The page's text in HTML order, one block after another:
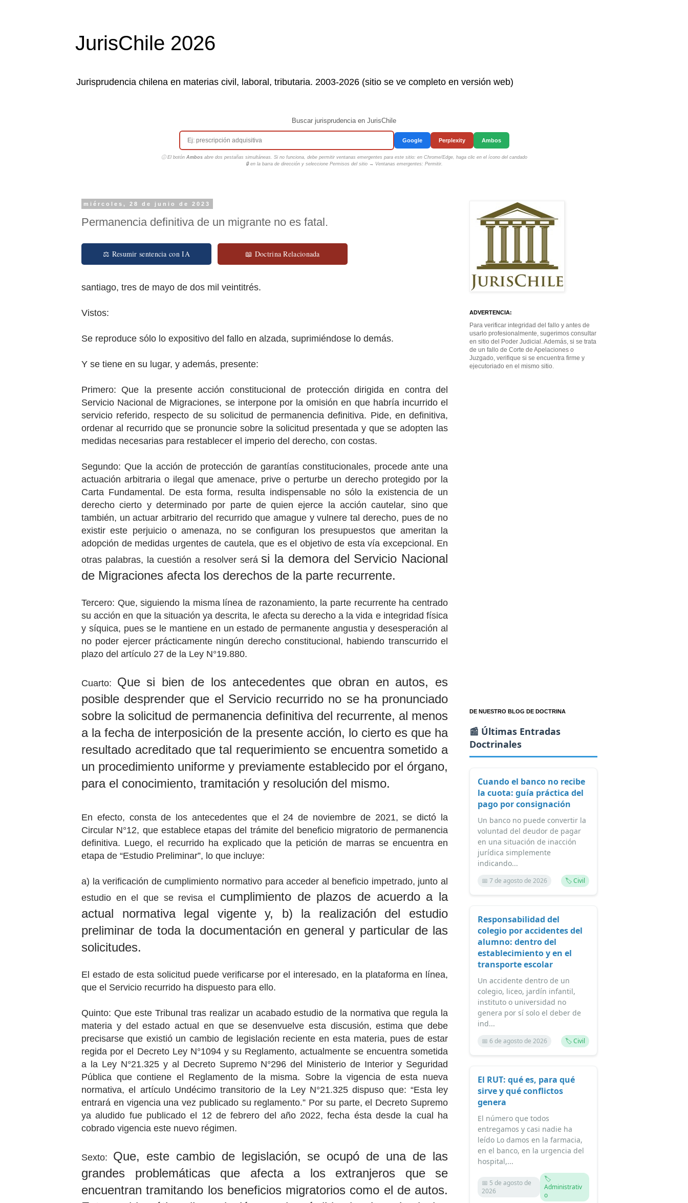
JurisChile 2026
Jurisprudencia chilena en materias civil, laboral, tributaria. 2003-2026 (sitio se ve completo en versión web)
Buscar jurisprudencia en JurisChile
Google Perplexity Ambos
ⓘ El botón Ambosabre dos pestañas simultáneas. Si no funciona, debe permitir ventanas emergentes para este sitio: en Chrome/Edge, haga clic en el ícono del candado
🔒 en la barra de dirección y seleccione Permisos del sitio → Ventanas emergentes: Permitir.
miércoles, 28 de junio de 2023
Permanencia definitiva de un migrante no es fatal.
⚖ Resumir sentencia con IA 📖 Doctrina Relacionada
santiago, tres de mayo de dos mil veintitrés.
Vistos:
Se reproduce sólo lo expositivo del fallo en alzada, suprimiéndose lo demás.
Y se tiene en su lugar, y además, presente:
Primero: Que la presente acción constitucional de protección dirigida en contra del
Servicio Nacional de Migraciones, se interpone por la omisión en que habría incurrido el
servicio referido, respecto de su solicitud de permanencia definitiva. Pide, en definitiva,
ordenar al recurrido que se pronuncie sobre la solicitud presentada y que se adopten las
medidas necesarias para restablecer el imperio del derecho, con costas.
Segundo: Que la acción de protección de garantías constitucionales, procede ante una
actuación arbitraria o ilegal que amenace, prive o perturbe un derecho protegido por la
Carta Fundamental. De esta forma, resulta indispensable no sólo la existencia de un
derecho cierto y determinado por parte de quien ejerce la acción cautelar, sino que
también, un actuar arbitrario del recurrido que amague y vulnere tal derecho, pues de no
existir este perjuicio o amenaza, no se configuran los presupuestos que ameritan la
adopción de medidas urgentes de cautela, que es el objetivo de esta vía excepcional. En
otras palabras, la cuestión a resolver será si la demora del Servicio Nacional
de Migraciones afecta los derechos de la parte recurrente.
Tercero: Que, siguiendo la misma línea de razonamiento, la parte recurrente ha centrado
su acción en que la situación ya descrita, le afecta su derecho a la vida e integridad física
y síquica, pues se le mantiene en un estado de permanente angustia y desesperación al
no poder ejercer prácticamente ningún derecho constitucional, habiendo transcurrido el
plazo del artículo 27 de la Ley N°19.880.
Cuarto: Que si bien de los antecedentes que obran en autos, es
posible desprender que el Servicio recurrido no se ha pronunciado
sobre la solicitud de permanencia definitiva del recurrente, al menos
a la fecha de interposición de la presente acción, lo cierto es que ha
resultado acreditado que tal requerimiento se encuentra sometido a
un procedimiento uniforme y previamente establecido por el órgano,
para el conocimiento, tramitación y resolución del mismo.
En efecto, consta de los antecedentes que el 24 de noviembre de 2021, se dictó la
Circular N°12, que establece etapas del trámite del beneficio migratorio de permanencia
definitiva. Luego, el recurrido ha explicado que la petición de marras se encuentra en
etapa de “Estudio Preliminar”, lo que incluye:
a) la verificación de cumplimiento normativo para acceder al beneficio impetrado, junto al
estudio en el que se revisa el cumplimiento de plazos de acuerdo a la
actual normativa legal vigente y, b) la realización del estudio
preliminar de toda la documentación en general y particular de las
solicitudes.
El estado de esta solicitud puede verificarse por el interesado, en la plataforma en línea,
que el Servicio recurrido ha dispuesto para ello.
Quinto: Que este Tribunal tras realizar un acabado estudio de la normativa que regula la
materia y del estado actual en que se desenvuelve esta discusión, estima que debe
precisarse que existió un cambio de legislación reciente en esta materia, pues de estar
regida por el Decreto Ley N°1094 y su Reglamento, actualmente se encuentra sometida
a la Ley N°21.325 y al Decreto Supremo N°296del Ministerio de Interior y Seguridad
Pública que contiene el Reglamento de la misma. Sobre la vigencia de esta nueva
normativa, el artículo Undécimo transitoriode la Ley N°21.325 dispuso que: “Esta ley
entrará en vigencia una vez publicado su reglamento.” Por su parte, el Decreto Supremo
ya aludido fue publicado el 12 de febrero del año 2022, fecha ésta desde la cual ha
cobrado vigencia este nuevo régimen.
Sexto: Que, este cambio de legislación, se ocupó de una de las
grandes problemáticas que afecta a los extranjeros que se
encuentran tramitando los beneficios migratorios como el de autos.
ADVERTENCIA:
Para verificar integridad del fallo y antes de
usarlo profesionalmente, sugerimos consultar
en sitio del Poder Judicial. Además, si se trata
de un fallo de Corte de Apelaciones o
Juzgado, verifique si se encuentra firme y
ejecutoriado en el mismo sitio.
DE NUESTRO BLOG DE DOCTRINA
📰 Últimas Entradas
Doctrinales
Cuando el banco no recibe
la cuota: guía práctica del
pago por consignación
Un banco no puede convertir la
voluntad del deudor de pagar
en una situación de inacción
jurídica simplemente
indicando...
📅 7 de agosto de 2026 🏷️ Civil
Responsabilidad del
colegio por accidentes del
alumno: dentro del
establecimiento y en el
transporte escolar
Un accidente dentro de un
colegio, liceo, jardín infantil,
instituto o universidad no
genera por sí solo el deber de
ind...
📅 6 de agosto de 2026 🏷️ Civil
El RUT: qué es, para qué
sirve y qué conflictos
genera
El número que todos
entregamos y casi nadie ha
leído Lo damos en la farmacia,
en el banco, en la urgencia del
hospital,...
📅 5 de agosto de
2026
🏷️
Administrativ
o